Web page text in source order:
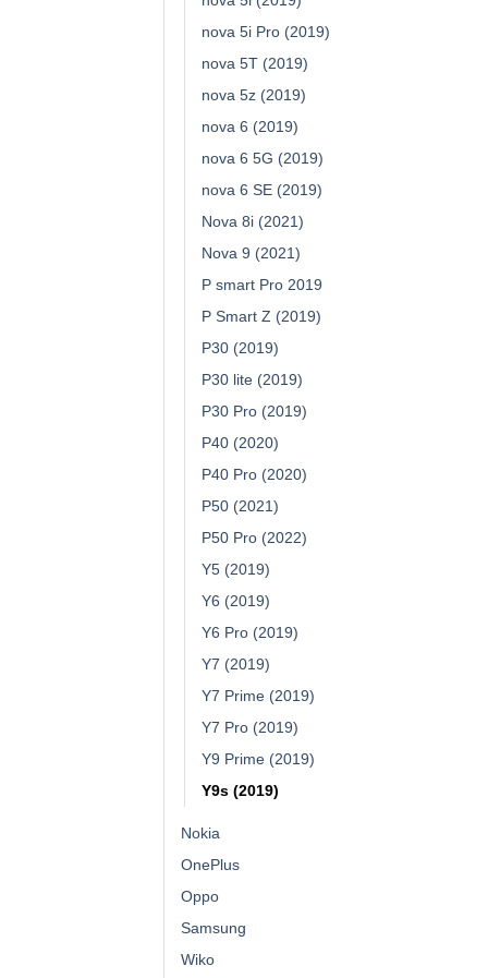
nova 5i Pro (2019)
nova 5T (2019)
nova 5z (2019)
nova 6 (2019)
nova 6 5G (2019)
nova 6 SE (2019)
Nova 8i (2021)
Nova 9 (2021)
P smart Pro 2019
P Smart Z (2019)
P30 (2019)
P30 lite (2019)
P30 Pro (2019)
P40 (2020)
P40 Pro (2020)
P50 (2021)
P50 Pro (2022)
Y5 (2019)
Y6 (2019)
Y6 Pro (2019)
Y7 (2019)
Y7 Prime (2019)
Y7 Pro (2019)
Y9 Prime (2019)
Y9s (2019)
Nokia
OnePlus
Oppo
Samsung
Wiko